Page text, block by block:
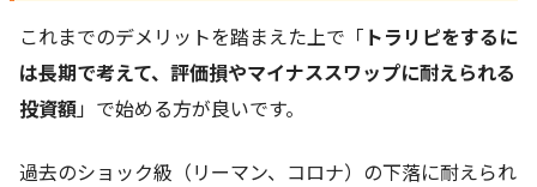
これまでのデメリットを踏まえた上で「 トラリピをするに
は長期で考えて、評価損やマイナススワップに耐えられる
投資額」で始める方が良いです。
過去のショック級（リーマン、コロナ）の下落に耐えられ